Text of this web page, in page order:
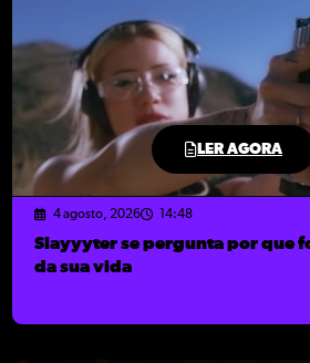
LER AGORA
4 agosto, 2026 14:48
Slayyyter se pergunta por que
da sua vida